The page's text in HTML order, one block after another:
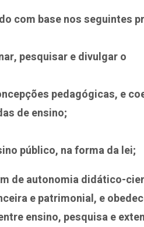
com base nos seguintes
pesquisar e divulgar o
pedagógicas, e
de ensino;
público, na forma da lei;
de autonomia didático-
e patrimonial, e
ensino, pesquisa e